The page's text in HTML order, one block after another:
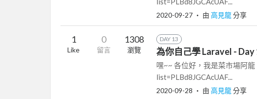
2020-09-27 ‧ 由 高見龍分享
1
Like
0
留言
1308
瀏覽
DAY 13
為你自己學 Laravel -
嘿~~ 各位好，我是菜市場阿
list=PLBd8JGCAcUAF...
2020-09-28 ‧ 由 高見龍分享